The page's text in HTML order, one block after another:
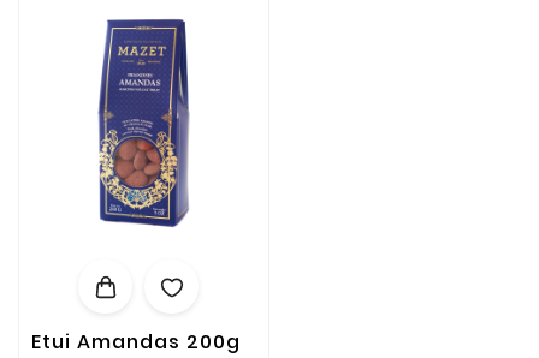
Etui Amandas 200g